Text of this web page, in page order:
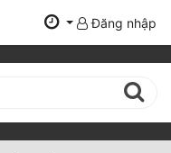
Đăng nhập